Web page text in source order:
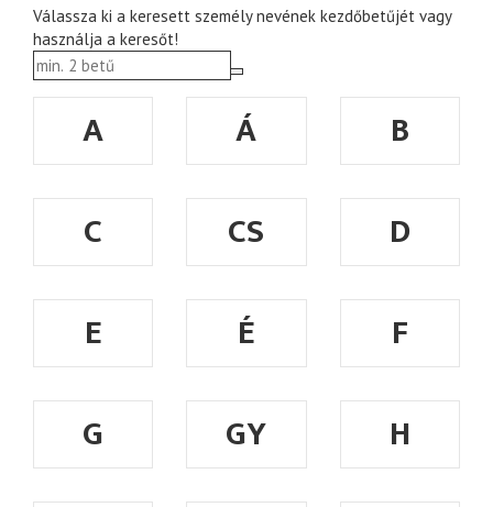
Válassza ki a keresett személy nevének kezdőbetűjét vagy
használja a keresőt!
A Á
B
C
CS
D
E
É
F
G
GY
H